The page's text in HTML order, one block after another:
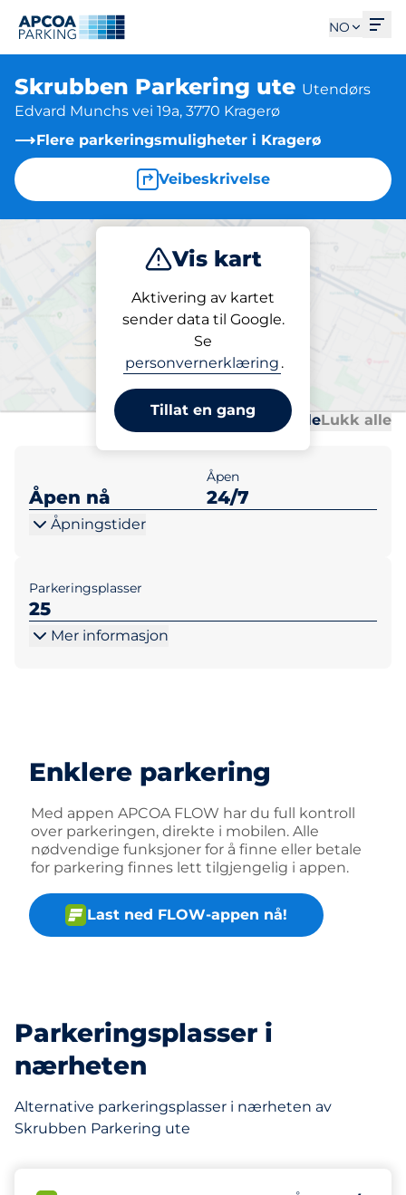
NO
Skrubben Parkering ute Utendørs
Edvard Munchs vei 19a, 3770 Kragerø
Flere parkeringsmuligheter i Kragerø
Veibeskrivelse
Vis kart
Aktivering av kartet
sender data til Google.
Se
personvernerklæring .
Tillat en gang
Parkering
Parkering
Skrubben Parkering ute
Åpne alleLukk alle
Åpen nå
Åpen
24/7
Åpningstider
Parkeringsplasser
25
Mer informasjon
Enklere parkering
Med appen APCOA FLOW har du full kontroll
over parkeringen, direkte i mobilen. Alle
nødvendige funksjoner for å finne eller betale
for parkering finnes lett tilgjengelig i appen.
Last ned FLOW-appen nå!
Parkeringsplasser i
nærheten
Alternative parkeringsplasser i nærheten av
Skrubben Parkering ute
265
8
160 m